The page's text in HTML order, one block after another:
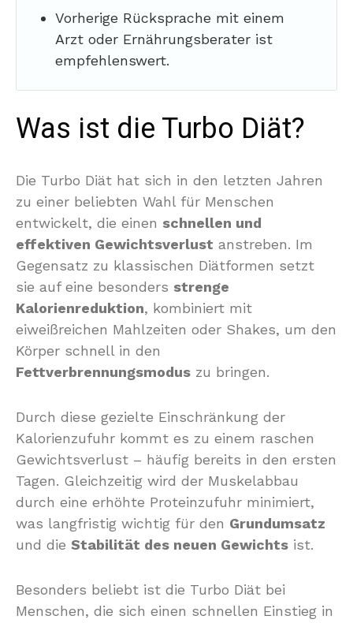
Vorherige Rücksprache mit einem
Arzt oder Ernährungsberater ist
empfehlenswert.
Was ist die Turbo Diät?
Die Turbo Diät hat sich in den letzten Jahren
zu einer beliebten Wahl für Menschen
entwickelt, die einen schnellen und
effektiven Gewichtsverlust anstreben. Im
Gegensatz zu klassischen Diätformen setzt
sie auf eine besonders strenge
Kalorienreduktion, kombiniert mit
eiweißreichen Mahlzeiten oder Shakes, um den
Körper schnell in den
Fettverbrennungsmodus zu bringen.
Durch diese gezielte Einschränkung der
Kalorienzufuhr kommt es zu einem raschen
Gewichtsverlust – häufig bereits in den ersten
Tagen. Gleichzeitig wird der Muskelabbau
durch eine erhöhte Proteinzufuhr minimiert,
was langfristig wichtig für den Grundumsatz
und die Stabilität des neuen Gewichts ist.
Besonders beliebt ist die Turbo Diät bei
Menschen, die sich einen schnellen Einstieg in